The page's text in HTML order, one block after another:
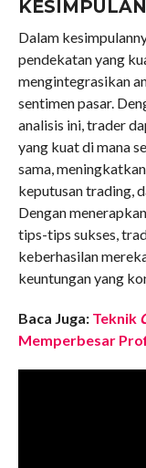
KESIMPULAN
Dalam
pendekatan yang
mengintegrasikan
sentimen pasar.
analisis ini, trader
yang kuat di mana
sama,
keputusan trading,
Dengan
tips-tips sukses,
keberhasilan
keuntungan yang
Baca Juga: Teknik
Memperbesar